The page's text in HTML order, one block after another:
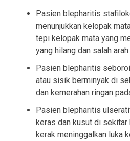
Pasien blepharitis
menunjukkan kelopak
tepi kelopak mata yang
yang hilang dan salah arah.
Pasien blepharitis
atau sisik berminyak di
dan kemerahan ringan
Pasien blepharitis
keras dan kusut di sekitar
kerak meninggalkan luka